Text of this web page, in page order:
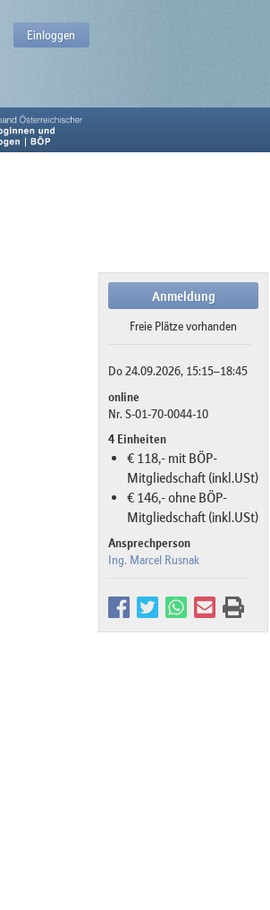
Einloggen
Anmeldung
Freie Plätze vorhanden
Do 24.09.2026, 15:15–18:45
online
Nr. S-01-70-0044-10
4 Einheiten
€ 118,- mit BÖP-
Mitgliedschaft (inkl.USt)
€ 146,- ohne BÖP-
Mitgliedschaft (inkl.USt)
Ansprechperson
Ing. Marcel Rusnak